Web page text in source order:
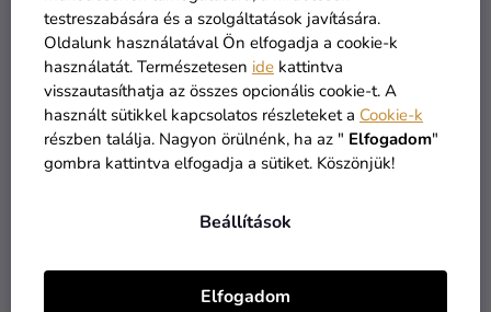
testreszabására és a szolgáltatások javítására.
Oldalunk használatával Ön elfogadja a cookie-k
használatát. Természetesen ide kattintva
visszautasíthatja az összes opcionális cookie-t. A
használt sütikkel kapcsolatos részleteket a Cookie-k
részben találja. Nagyon örülnénk, ha az " Elfogadom"
gombra kattintva elfogadja a sütiket. Köszönjük!
Beállítások
Elfogadom
Kreatív
kellékek
Témák
Személyre
szabott
Rólunk
ÁRU RAKTÁRON
INGYENES SZÁLLÍTÁS
1 NAPOS SZÁLLÍTÁS
VISSZAKÜLDÉS 30 NAP